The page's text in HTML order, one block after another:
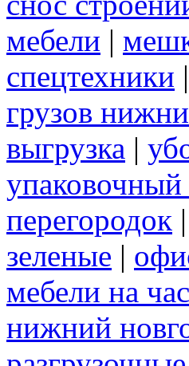
мебели |
спецтехники |
грузов
выгрузка |
упаковочный
перегородок |
зеленые |
мебели на час
нижний